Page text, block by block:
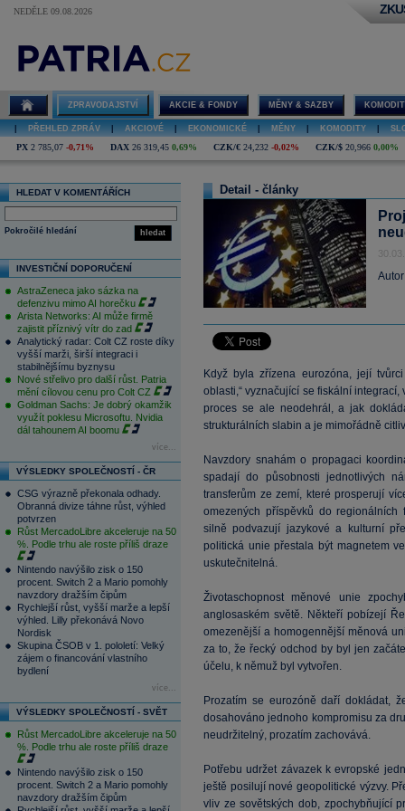
NEDĚLE 09.08.2026
ZPRAVODAJSTVÍ AKCIE & FONDY MĚNY & SAZBY
PŘEHLED ZPRÁV AKCIOVÉ EKONOMICKÉ MĚNY KOMODITY
PX 2 785,07 -0,71% DAX 26 319,45 0,69% CZK/€ 24,232 -0,02% CZK/$ 20,966 0,00%
HLEDAT V KOMENTÁŘÍCH
hledat
Pokročilé hledání
INVESTIČNÍ DOPORUČENÍ
AstraZeneca jako sázka na
defenzivu mimo AI horečku
Arista Networks: AI může firmě
zajistit příznivý vítr do zad
Analytický radar: Colt CZ roste díky
vyšší marži, širší integraci i
stabilnějšímu byznysu
Nové střelivo pro další růst. Patria
mění cílovou cenu pro Colt CZ
Goldman Sachs: Je dobrý okamžik
využít poklesu Microsoftu. Nvidia
dál tahounem AI boomu
více...
VÝSLEDKY SPOLEČNOSTÍ - ČR
CSG výrazně překonala odhady.
Obranná divize táhne růst, výhled
potvrzen
Růst MercadoLibre akceleruje na 50
%. Podle trhu ale roste příliš draze
Nintendo navýšilo zisk o 150
procent. Switch 2 a Mario pomohly
navzdory dražším čipům
Rychlejší růst, vyšší marže a lepší
výhled. Lilly překonává Novo
Nordisk
Skupina ČSOB v 1. pololetí: Velký
zájem o financování vlastního
bydlení
více...
VÝSLEDKY SPOLEČNOSTÍ - SVĚT
Růst MercadoLibre akceleruje na 50
%. Podle trhu ale roste příliš draze
Nintendo navýšilo zisk o 150
procent. Switch 2 a Mario pomohly
navzdory dražším čipům
Detail - články
Když byla zřízena eurozóna, její
oblasti,“ vyznačující se fiskální
proces se ale neodehrál, a jak
strukturálních slabin a je mimořádně
Navzdory snahám o propagaci
spadají do působnosti jednotlivých
transferům ze zemí, které prosperují
omezených příspěvků do
silně podvazují jazykové a kulturní
politická unie přestala být magnetem
uskutečnitelná.
Životaschopnost měnové unie
anglosaském světě. Někteří pobízejí
omezenější a homogennější měnová
za to, že řecký odchod by byl jen
účelu, k němuž byl vytvořen.
Prozatím se eurozóně daří dokládat,
dosahováno jednoho kompromisu za
neudržitelný, prozatím zachovává.
Potřebu udržet závazek k evropské
ještě posilují nové geopolitické výzvy.
vliv ze sovětských dob, zpochybňující